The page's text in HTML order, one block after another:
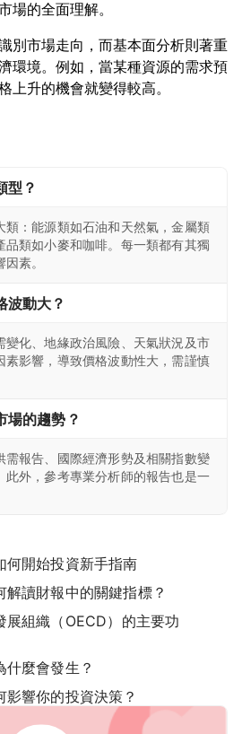
別市場走向，而基本面分析則著重
環境。例如，當某種資源的需求預
型？
類：能源類如石油和天然氣，金屬類
品類如小麥和咖啡。每一類都有其獨
素。
波動大？
變化、地緣政治風險、天氣狀況及市
素影響，導致價格波動性大，需謹慎
場的趨勢？
需報告、國際經濟形勢及相關指數變
此外，參考專業分析師的報告也是一
何開始投資新手指南
讀財報中的關鍵指標？
展組織（OECD）的主要功
什麼會發生？
響你的投資決策？